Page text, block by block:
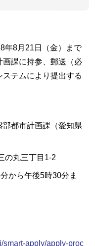
年8月21日（金）まで
画課に持参、郵送（必
テムにより提出する
都市計画課（愛知県
丸三丁目1-2
ら午後5時30分ま
smart-apply/apply-proc